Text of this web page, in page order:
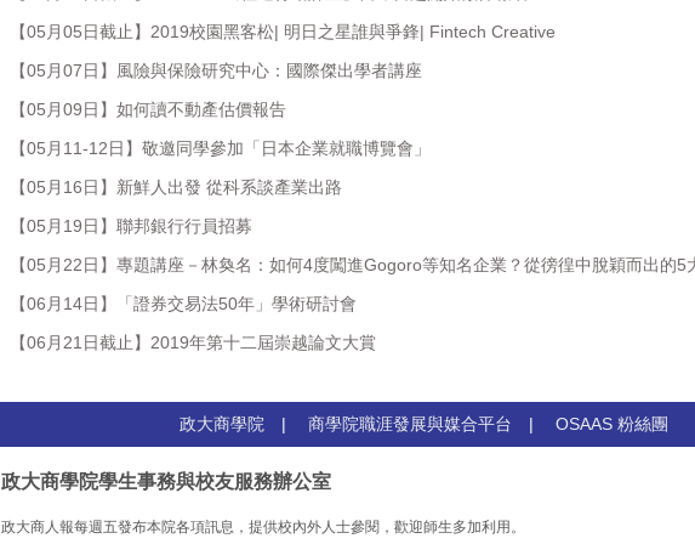
【05月05日截止】2019校園黑客松| 明日之星誰與爭鋒| Fintech Creative‎
【05月07日】風險與保險研究中心：國際傑出學者講座
【05月09日】如何讀不動產估價報告
【05月11-12日】敬邀同學參加「日本企業就職博覽會」
【05月16日】新鮮人出發 從科系談產業出路
【05月19日】聯邦銀行行員招募
【05月22日】專題講座－林奐名：如何4度闖進Gogoro等知名企業？從徬徨中脫穎而出的5
【06月14日】「證券交易法50年」學術研討會
【06月21日截止】2019年第十二屆崇越論文大賞
政大商學院 | 商學院職涯發展與媒合平台 | OSAAS 粉絲團
政大商學院學生事務與校友服務辦公室
政大商人報每週五發布本院各項訊息，提供校內外人士參閱，歡迎師生多加利用。